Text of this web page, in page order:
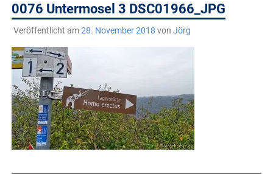
0076 Untermosel 3 DSC01966_JPG
Veröffentlicht am28. November 2018 von Jörg